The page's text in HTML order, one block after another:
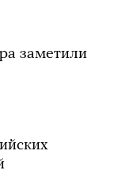
заметили